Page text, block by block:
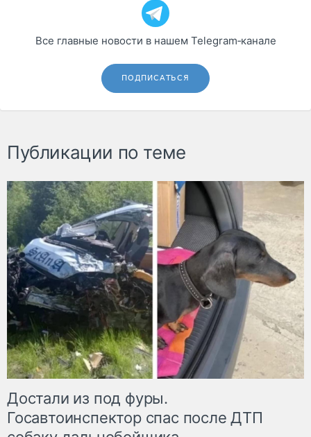
Все главные новости в нашем Telegram‑канале
ПОДПИСАТЬСЯ
Публикации по теме
Достали из под фуры.
Госавтоинспектор спас после ДТП